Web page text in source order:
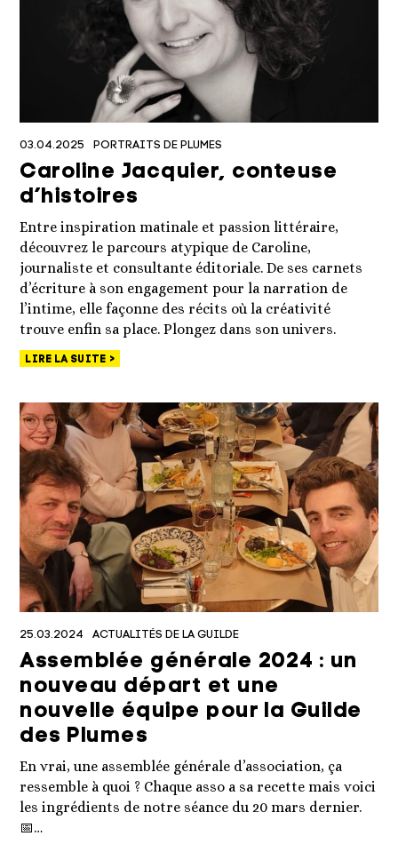
03.04.2025 PORTRAITS DE PLUMES
Caroline Jacquier, conteuse
d’histoires
Entre inspiration matinale et passion littéraire,
découvrez le parcours atypique de Caroline,
journaliste et consultante éditoriale. De ses carnets
d’écriture à son engagement pour la narration de
l’intime, elle façonne des récits où la créativité
trouve enfin sa place. Plongez dans son univers.
LIRE LA SUITE
25.03.2024 ACTUALITÉS DE LA GUILDE
Assemblée générale 2024 : un
nouveau départ et une
nouvelle équipe pour la Guilde
des Plumes
En vrai, une assemblée générale d’association, ça
ressemble à quoi ? Chaque asso a sa recette mais voici
les ingrédients de notre séance du 20 mars dernier.
📅…